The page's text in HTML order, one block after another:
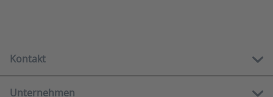
Kontakt
Unternehmen